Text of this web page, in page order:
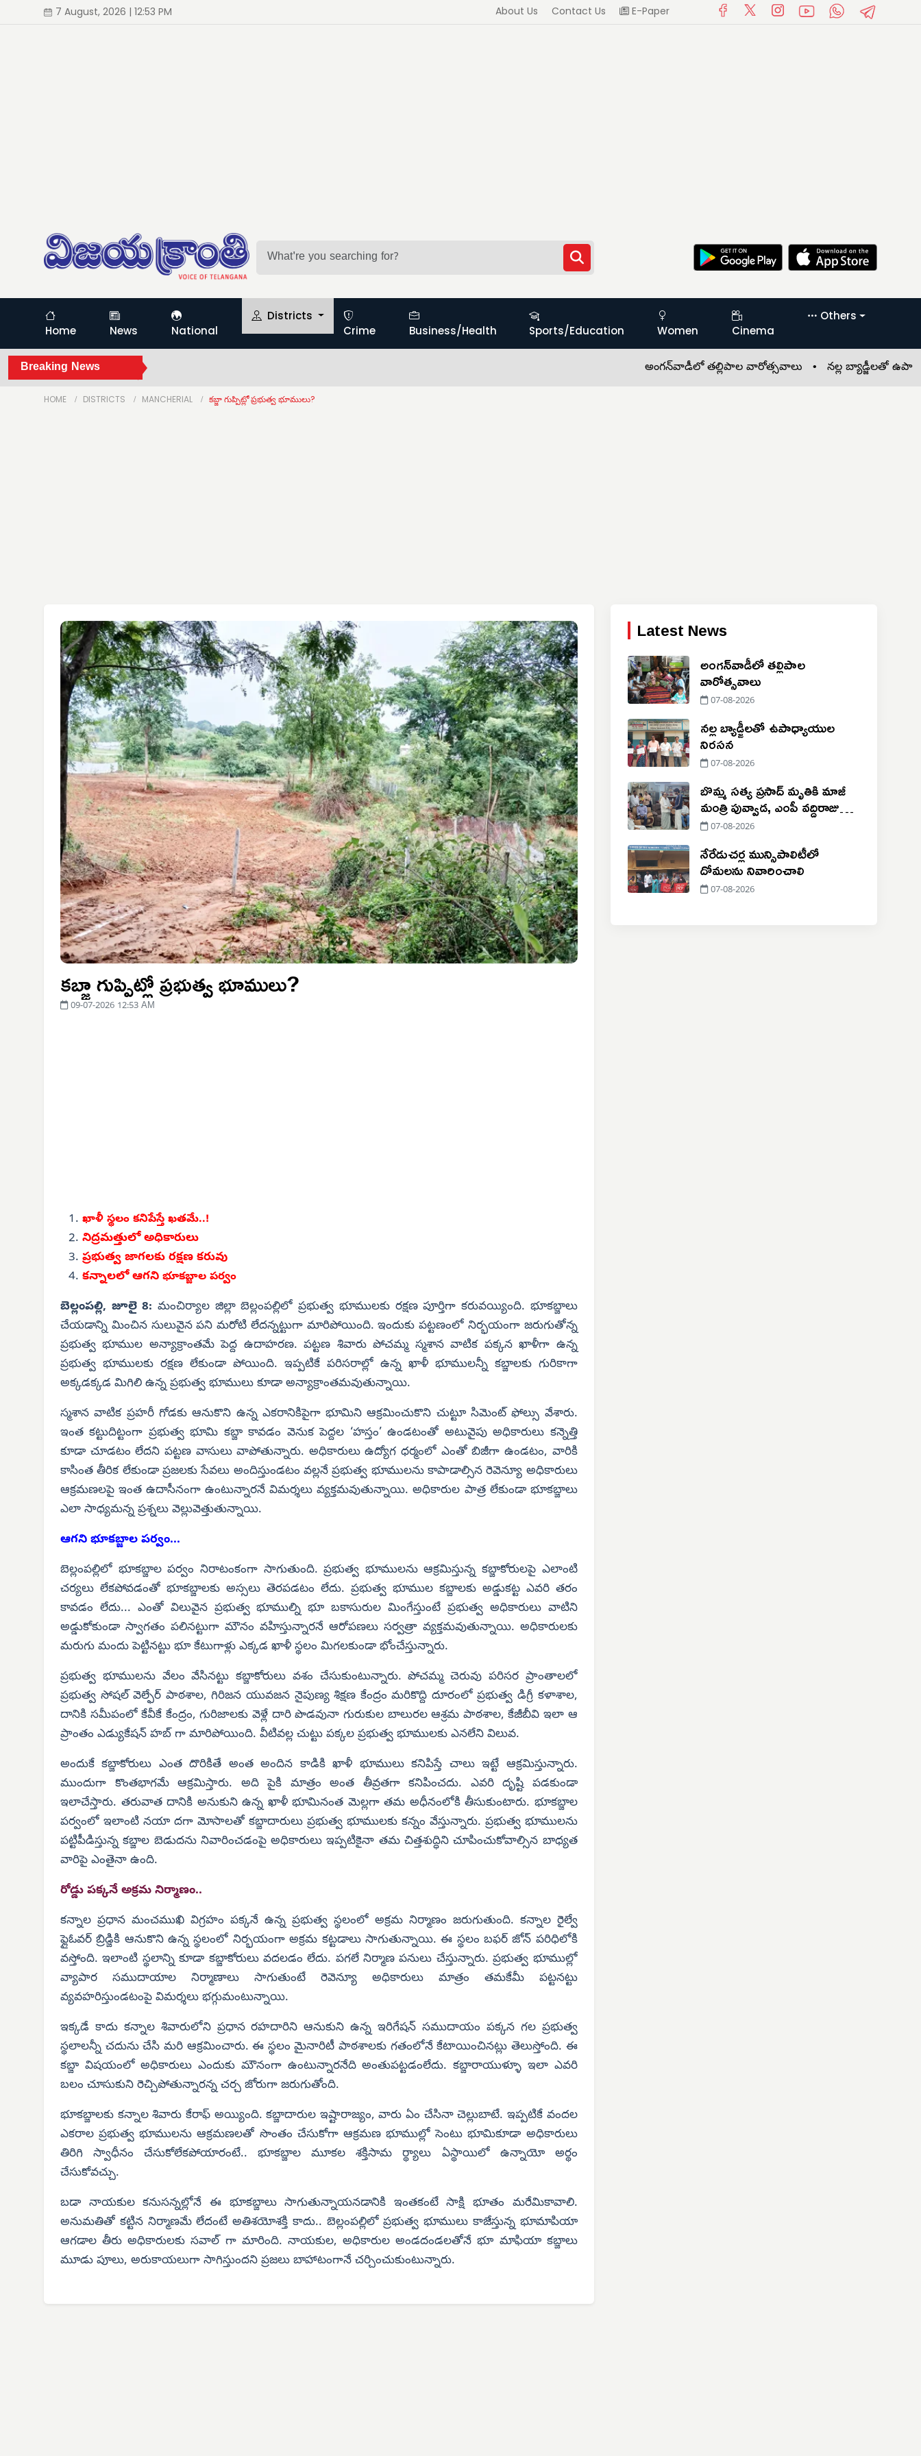
7 August, 2026 | 12:53 PM About Us Contact Us E-Paper
Home News National
Districts
Crime
Business/Health Sports/Education Women Cinema
Others
Breaking News అంగన్‌వాడీలో తల్లిపాల వారోత్సవాలు •నల్ల బ్యాడ్జీలతో ఉపాధ్యాయుల
HOME DISTRICTS MANCHERIAL కబ్జా గుప్పిట్లో ప్రభుత్వ భూములు?
కబ్జా గుప్పిట్లో ప్రభుత్వ భూములు?
09-07-2026 12:53 AM
ఖాళీ స్థలం కనిపేస్తే ఖతమే..!
నిద్రమత్తులో అధికారులు
ప్రభుత్వ జాగలకు రక్షణ కరువు
కన్నాలలో ఆగని భూకబ్జాల పర్వం
బెల్లంపల్లి, జూలై 8:మంచిర్యాల జిల్లా బెల్లంపల్లిలో ప్రభుత్వ భూములకు రక్షణ పూర్తిగా కరువయ్యింది. భూకబ్జాలు
చేయడాన్ని మించిన సులువైన పని మరోటి లేదన్నట్టుగా మారిపోయింది. ఇందుకు పట్టణంలో నిర్భయంగా జరుగుతోన్న
ప్రభుత్వ భూముల అన్యాక్రాంతమే పెద్ద ఉదాహరణ. పట్టణ శివారు పోచమ్మ స్మశాన వాటిక పక్కన ఖాళీగా ఉన్న
ప్రభుత్వ భూములకు రక్షణ లేకుండా పోయింది. ఇప్పటికే పరిసరాల్లో ఉన్న ఖాళీ భూములన్నీ కబ్జాలకు గురికాగా
అక్కడక్కడ మిగిలి ఉన్న ప్రభుత్వ భూములు కూడా అన్యాక్రాంతమవుతున్నాయి.
స్మశాన వాటిక ప్రహరీ గోడకు ఆనుకొని ఉన్న ఎకరానికిపైగా భూమిని ఆక్రమించుకొని చుట్టూ సిమెంట్ ఫోల్సు వేశారు.
ఇంత కట్టుదిట్టంగా ప్రభుత్వ భూమి కబ్జా కావడం వెనుక పెద్దల ‘హస్తం’ ఉండటంతో అటువైపు అధికారులు కన్నెత్తి
కూడా చూడటం లేదని పట్టణ వాసులు వాపోతున్నారు. అధికారులు ఉద్యోగ ధర్మంలో ఎంతో బిజీగా ఉండటం, వారికి
కాసింత తీరిక లేకుండా ప్రజలకు సేవలు అందిస్తుండటం వల్లనే ప్రభుత్వ భూములను కాపాడాల్సిన రెవెన్యూ అధికారులు
ఆక్రమణలపై ఇంత ఉదాసీనంగా ఉంటున్నారనే విమర్శలు వ్యక్తమవుతున్నాయి. అధికారుల పాత్ర లేకుండా భూకబ్జాలు
ఎలా సాధ్యమన్న ప్రశ్నలు వెల్లువెత్తుతున్నాయి.
ఆగని భూకబ్జాల పర్వం...
బెల్లంపల్లిలో భూకబ్జాల పర్వం నిరాటంకంగా సాగుతుంది. ప్రభుత్వ భూములను ఆక్రమిస్తున్న కబ్జాకోరులపై ఎలాంటి
చర్యలు లేకపోవడంతో భూకబ్జాలకు అస్సలు తెరపడటం లేదు. ప్రభుత్వ భూముల కబ్జాలకు అడ్డుకట్ట ఎవరి తరం
కావడం లేదు... ఎంతో విలువైన ప్రభుత్వ భూముల్ని భూ బకాసురుల మింగేస్తుంటే ప్రభుత్వ అధికారులు వాటిని
అడ్డుకోకుండా స్వాగతం పలినట్టుగా మౌనం వహిస్తున్నారనే ఆరోపణలు సర్వత్రా వ్యక్తమవుతున్నాయి. అధికారులకు
మరుగు మందు పెట్టినట్టు భూ కేటుగాళ్లు ఎక్కడ ఖాళీ స్థలం మిగలకుండా భోంచేస్తున్నారు.
ప్రభుత్వ భూములను వేలం వేసినట్టు కబ్జాకోరులు వశం చేసుకుంటున్నారు. పోచమ్మ చెరువు పరిసర ప్రాంతాలలో
ప్రభుత్వ సోషల్ వెల్ఫేర్ పాఠశాల, గిరిజన యువజన నైపుణ్య శిక్షణ కేంద్రం మరికొద్ది దూరంలో ప్రభుత్వ డిగ్రీ కళాశాల,
దానికి సమీపంలో కేవీకే కేంద్రం, గురిజాలకు వెళ్లే దారి పొడవునా గురుకుల బాలురల ఆశ్రమ పాఠశాల, కేజీబీవి ఇలా ఆ
ప్రాంతం ఎడ్యుకేషన్ హబ్ గా మారిపోయింది. వీటివల్ల చుట్టు పక్కల ప్రభుత్వ భూములకు ఎనలేని విలువ.
అందుకే కబ్జాకోరులు ఎంత దొరికితే అంత అందిన కాడికి ఖాళీ భూములు కనిపిస్తే చాలు ఇట్టే ఆక్రమిస్తున్నారు.
ముందుగా కొంతభాగమే ఆక్రమిస్తారు. అది పైకి మాత్రం అంత తీవ్రతగా కనిపించదు. ఎవరి దృష్టి పడకుండా
ఇలాచేస్తారు. తరువాత దానికి అనుకుని ఉన్న ఖాళీ భూమినంత మెల్లగా తమ అధీనంలోకి తీసుకుంటారు. భూకబ్జాల
పర్వంలో ఇలాంటి నయా దగా మోసాలతో కబ్జాదారులు ప్రభుత్వ భూములకు కన్నం వేస్తున్నారు. ప్రభుత్వ భూములను
పట్టిపీడిస్తున్న కబ్జాల బెడుదను నివారించడంపై అధికారులు ఇప్పటికైనా తమ చిత్తశుద్ధిని చూపించుకోవాల్సిన బాధ్యత
వారిపై ఎంతైనా ఉంది.
రోడ్డు పక్కనే అక్రమ నిర్మాణం..
కన్నాల ప్రధాన మంచముఖి విగ్రహం పక్కనే ఉన్న ప్రభుత్వ స్థలంలో అక్రమ నిర్మాణం జరుగుతుంది. కన్నాల రైల్వే
ఫ్లైఓవర్ బ్రిడ్జికి ఆనుకొని ఉన్న స్థలంలో నిర్భయంగా అక్రమ కట్టడాలు సాగుతున్నాయి. ఈ స్థలం బఫర్ జోన్ పరిధిలోకి
వస్తోంది. ఇలాంటి స్థలాన్ని కూడా కబ్జాకోరులు వదలడం లేదు. పగలే నిర్మాణ పనులు చేస్తున్నారు. ప్రభుత్వ భూముల్లో
వ్యాపార సముదాయాల నిర్మాణాలు సాగుతుంటే రెవెన్యూ అధికారులు మాత్రం తమకేమీ పట్టనట్టు
వ్యవహరిస్తుండటంపై విమర్శలు భగ్గుమంటున్నాయి.
ఇక్కడే కాదు కన్నాల శివారులోని ప్రధాన రహదారిని ఆనుకుని ఉన్న ఇరిగేషన్ సముదాయం పక్కన గల ప్రభుత్వ
స్థలాలన్నీ చదును చేసి మరి ఆక్రమించారు. ఈ స్థలం మైనారిటీ పాఠశాలకు గతంలోనే కేటాయించినట్లు తెలుస్తోంది. ఈ
కబ్జా విషయంలో అధికారులు ఎందుకు మౌనంగా ఉంటున్నారనేది అంతుపట్టడంలేదు. కబ్జారాయుళ్ళూ ఇలా ఎవరి
బలం చూసుకుని రెచ్చిపోతున్నారన్న చర్చ జోరుగా జరుగుతోంది.
భూకబ్జాలకు కన్నాల శివారు కేరాఫ్ అయ్యింది. కబ్జాదారుల ఇష్టారాజ్యం, వారు ఏం చేసినా చెల్లుబాటే. ఇప్పటికే వందల
ఎకరాల ప్రభుత్వ భూములను ఆక్రమణలతో సొంతం చేసుకోగా ఆక్రమణ భూముల్లో సెంటు భూమికూడా అధికారులు
తిరిగి స్వాధీనం చేసుకోలేకపోయారంటే.. భూకబ్జాల మూకల శక్తిసామ ర్థ్యాలు ఏస్థాయిలో ఉన్నాయో అర్థం
చేసుకోవచ్చు.
బడా నాయకుల కనుసన్నల్లోనే ఈ భూకబ్జాలు సాగుతున్నాయనడానికి ఇంతకంటే సాక్షి భూతం మరేమికావాలి.
అనుమతితో కట్టిన నిర్మాణమే లేదంటే అతిశయోశక్తి కాదు.. బెల్లంపల్లిలో ప్రభుత్వ భూములు కాజేస్తున్న భూమాపియా
ఆగడాల తీరు అధికారులకు సవాల్ గా మారింది. నాయకుల, అధికారుల అండదండలతోనే భూ మాఫియా కబ్జాలు
మూడు పూలు, అరుకాయలుగా సాగిస్తుందని ప్రజలు బాహాటంగానే చర్చించుకుంటున్నారు.
Latest News
అంగన్‌వాడీలో తల్లిపాల
వారోత్సవాలు
07-08-2026
నల్ల బ్యాడ్జీలతో ఉపాధ్యాయుల
నిరసన
07-08-2026
బొమ్మ సత్య ప్రసాద్ మృతికి మాజీ
మంత్రి పువ్వాడ, ఎంపీ వద్దిరాజు
సంతాపం
07-08-2026
నేరేడుచర్ల మున్సిపాలిటీలో
దోమలను నివారించాలి
07-08-2026